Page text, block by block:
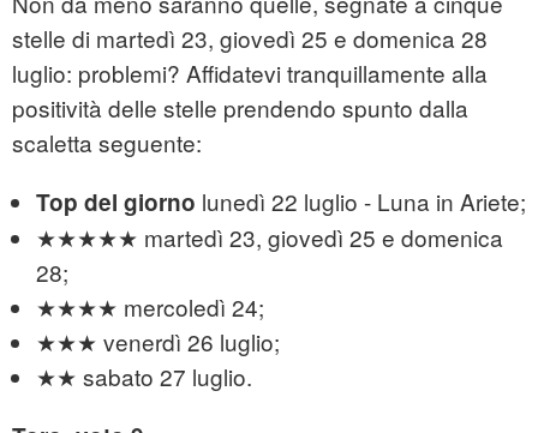
stelle di martedì 23, giovedì 25 e domenica 28
luglio: problemi? Affidatevi tranquillamente alla
positività delle stelle prendendo spunto dalla
scaletta seguente:
Top del giorno lunedì 22 luglio - Luna in Ariete;
★★★★★ martedì 23, giovedì 25 e domenica
28;
★★★★ mercoledì 24;
★★★ venerdì 26 luglio;
★★ sabato 27 luglio.